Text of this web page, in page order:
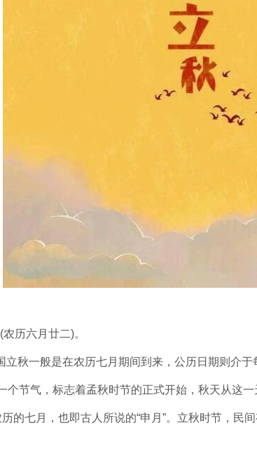
历六月廿二)。
秋一般是在农历七月期间到来，公历日期则介于
节气，标志着孟秋时节的正式开始，秋天从这一
的七月，也即古人所说的“申月”。立秋时节，民